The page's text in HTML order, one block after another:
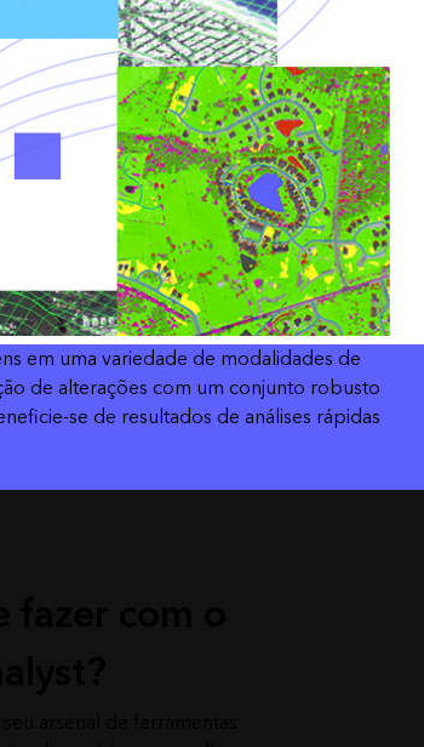
Explore o curso
Leia a história
em uma variedade de modalidades de
de alterações com um conjunto robusto
se de resultados de análises rápidas